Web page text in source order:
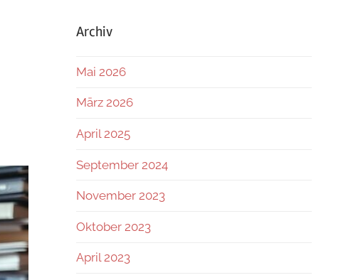
Archiv
Mai 2026
März 2026
April 2025
September 2024
November 2023
Oktober 2023
April 2023